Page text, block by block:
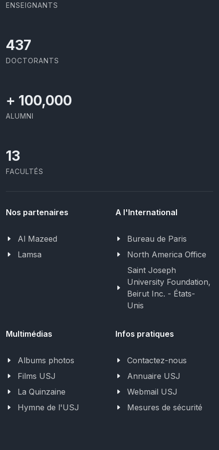
ENSEIGNANTS
437
DOCTORANTS
+ 100,000
ALUMNI
13
FACULTÉS
Nos partenaires
Al Mazeed
Lamsa
A l'International
Bureau de Paris
North America Office
Saint Joseph
University Foundation,
Beirut Inc. - États-
Unis
Multimédias
Albums photos
Films USJ
La Quinzaine
Hymne de l'USJ
Infos pratiques
Contactez-nous
Annuaire USJ
Webmail USJ
Mesures de sécurité